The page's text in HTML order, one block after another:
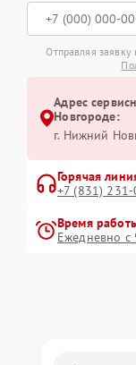
Отправляя заявку
Адрес
Новгороде:
г. Нижний
Горячая
+7 (831)
Время
Ежедневно с